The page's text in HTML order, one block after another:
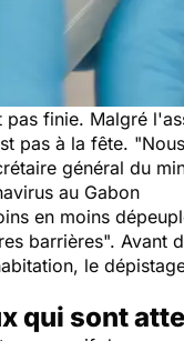
finie. Malgré
pas à la fête.
général du
au Gabon
en moins
barrières". Avant
le
qui sont